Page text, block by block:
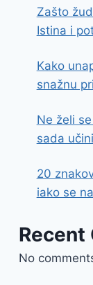
Zašto
Istina i
Kako
snažnu
Ne želi
sada
20
iako se
Recent
No